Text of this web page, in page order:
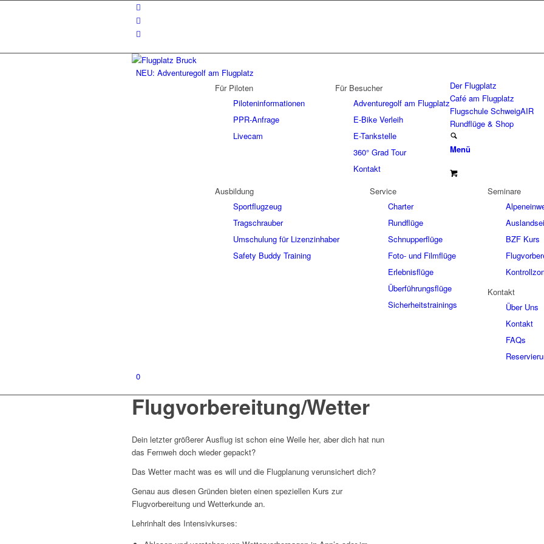
NEU: Adventuregolf am Flugplatz
Der Flugplatz
Für Piloten
Piloteninformationen
PPR-Anfrage
Livecam
Für Besucher
Adventuregolf am Flugplatz
E-Bike Verleih
E-Tankstelle
360° Grad Tour
Kontakt
Café am Flugplatz
Flugschule SchweigAIR
Ausbildung
Sportflugzeug
Tragschrauber
Umschulung für Lizenzinhaber
Safety Buddy Training
Service
Charter
Rundflüge
Schnupperflüge
Foto- und Filmflüge
Erlebnisflüge
Überführungsflüge
Sicherheitstrainings
Seminare
BZF Kurs
Kontakt
Über Uns
Kontakt
FAQs
Rundflüge & Shop
Menü
0
Flugvorbereitung/Wetter
Dein letzter größerer Ausflug ist schon eine Weile her, aber dich hat nun
das Fernweh doch wieder gepackt?
Das Wetter macht was es will und die Flugplanung verunsichert dich?
Genau aus diesen Gründen bieten einen speziellen Kurs zur
Flugvorbereitung und Wetterkunde an.
Lehrinhalt des Intensivkurses: